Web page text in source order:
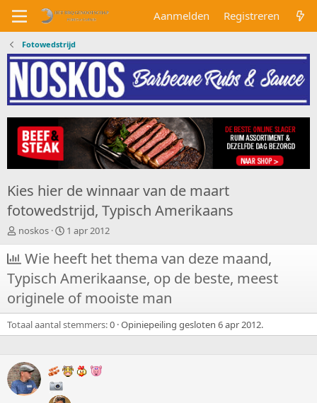
Aanmelden Registreren
Fotowedstrijd
Kies hier de winnaar van de maart
fotowedstrijd, Typisch Amerikaans
O
n
d
e
r
w
e
r
p
a
r
t
noskos
S
t
a
t
d
a
t
u
1 apr 2012
Wie heeft het thema van deze maand,
Typisch Amerikaanse, op de beste, meest
originele of mooiste man
Totaal aantal stemmers 0 Opiniepeiling gesloten 6 apr 2012.